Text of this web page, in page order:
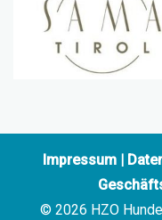
Impressum|
© 2026 HZO